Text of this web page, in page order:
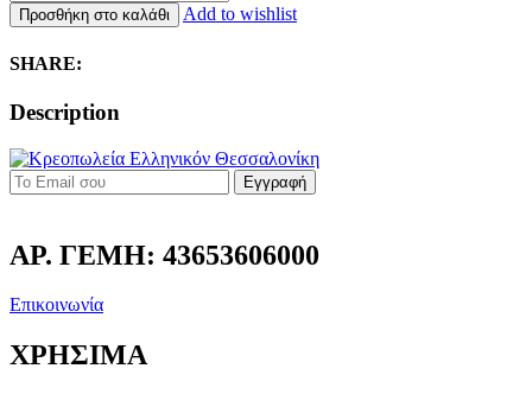
Προσθήκη στο καλάθι Add to wishlist
SHARE:
Description
Εγγραφή
ΑΡ. ΓΕΜΗ: 43653606000
Επικοινωνία
ΧΡΗΣΙΜΑ